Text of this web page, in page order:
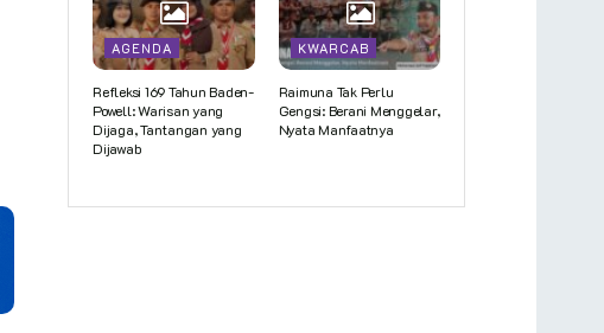
AGENDA
Refleksi 169 Tahun Baden-
Powell: Warisan yang
Dijaga, Tantangan yang
Dijawab
KWARCAB
Raimuna Tak Perlu
Gengsi: Berani Menggelar,
Nyata Manfaatnya